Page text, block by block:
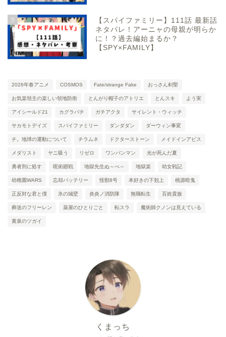
5
【スパイファミリー】111話 最新話
ネタバレ！アーニャの母親が明らか
に！？過去編始まるか？
【SPY×FAMILY】
2026年春アニメ COSMOS Fate/strange Fake おっさん剣聖
お気楽領主の楽しい領地防衛 とんがり帽子のアトリエ とんスキ よう実
アイシールド21 カグラバチ ガチアクタ サイレント・ウィッチ
サカモトデイズ スパイファミリー ダンダダン ダーウィン事変
チ。地球の運動について チラムネ ドクターストーン メイドインアビス
メダリスト ヤニ吸う リゼロ ワンパンマン 光が死んだ夏
勇者刑に処す 呪術廻戦 地獄先生ぬ～べ～ 地獄楽 幼女戦記
幼稚園WARS 忘却バッテリー 怪獣8号 本好きの下剋上 桃源暗鬼
正反対な君と僕 氷の城壁 炎炎ノ消防隊 無職転生 百姓貴族
葬送のフリーレン 薬屋のひとりごと 転スラ 魔術師クノンは見えている
黄泉のツガイ
くまっち